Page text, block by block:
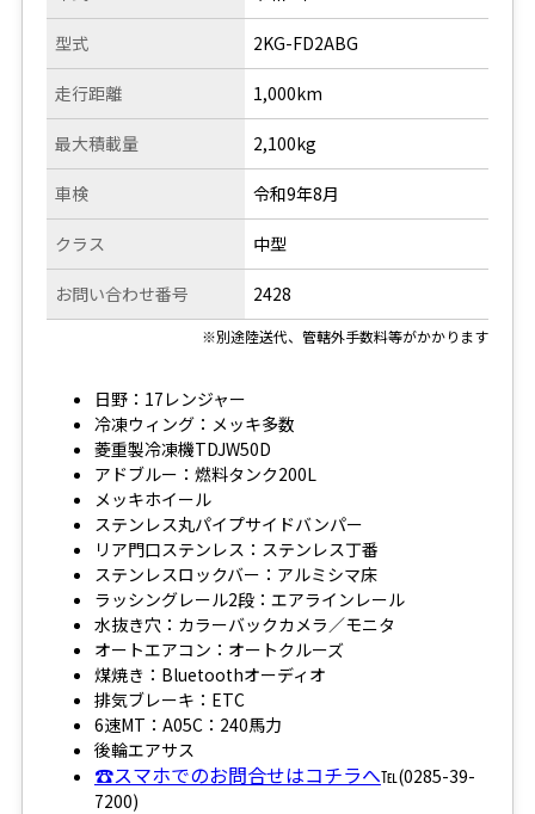
型式
走行距離
2KG-FD2ABG
1,000km
最大積載量
車検
クラス
お問い合わせ番号
2,100kg
令和9年8月
中型
2428
※別途陸送代、管轄外手数料等がかかります
日野：17レンジャー
冷凍ウィング：メッキ多数
菱重製冷凍機TDJW50D
アドブルー：燃料タンク200L
メッキホイール
ステンレス丸パイプサイドバンパー
リア門口ステンレス：ステンレス丁番
ステンレスロックバー：アルミシマ床
ラッシングレール2段：エアラインレール
水抜き穴：カラーバックカメラ／モニタ
オートエアコン：オートクルーズ
煤焼き：Bluetoothオーディオ
排気ブレーキ：ETC
6速MT：A05C：240馬力
後輪エアサス
☎スマホでのお問合せはコチラへ℡(0285-39-
7200)